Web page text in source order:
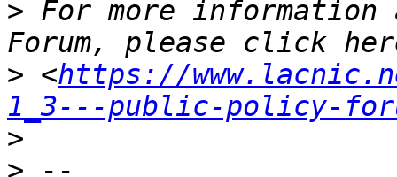
> For more
> <https://
1_3---public-policy-
>
>